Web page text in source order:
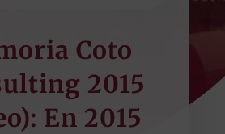
Coto
2015
En 2015